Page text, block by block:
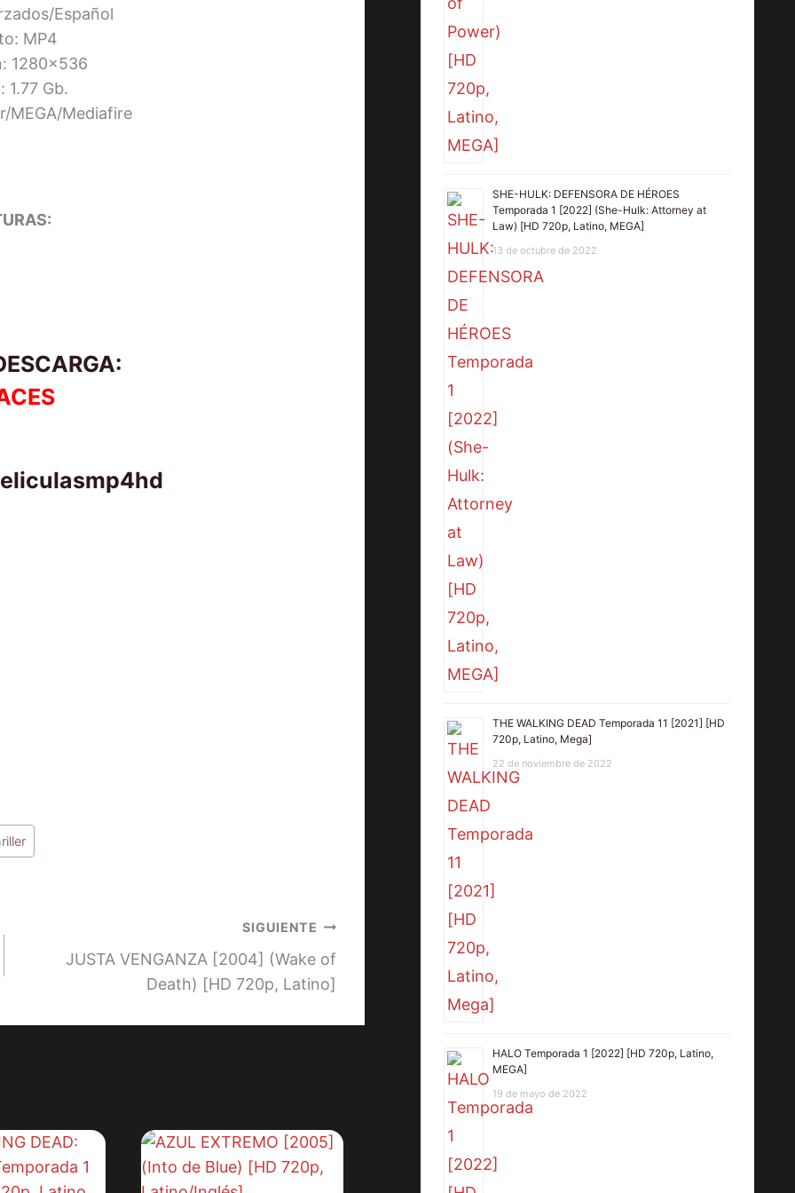
Español
MP4
1280×536
1.77 Gb.
MEGA/Mediafire
SIGUIENTE
JUSTA VENGANZA [2004] (Wake of
Death) [HD 720p, Latino]
SHE-HULK: DEFENSORA DE HÉROES
Temporada 1 [2022] (She-Hulk: Attorney at
Law) [HD 720p, Latino, MEGA]
13 de octubre de 2022
THE WALKING DEAD Temporada 11 [2021] [HD
720p, Latino, Mega]
22 de noviembre de 2022
HALO Temporada 1 [2022] [HD 720p, Latino,
MEGA]
19 de mayo de 2022